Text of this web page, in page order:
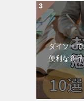
ダイソー
便利な商